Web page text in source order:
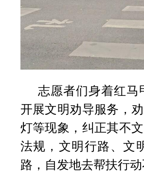
志愿者们身着红马
开展文明劝导服务，
灯等现象，纠正其不
法规，文明行路、文
路，自发地去帮扶行